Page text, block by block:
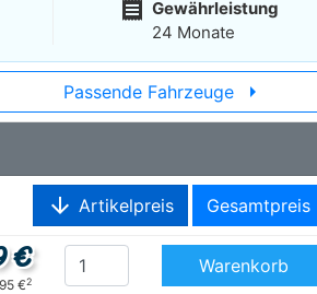
receipt Gewährleistung
24 Monate
Passende Fahrzeuge arrow_right
arrow_downward Artikelpreis Gesamtpreis
€
€2
Warenkorb